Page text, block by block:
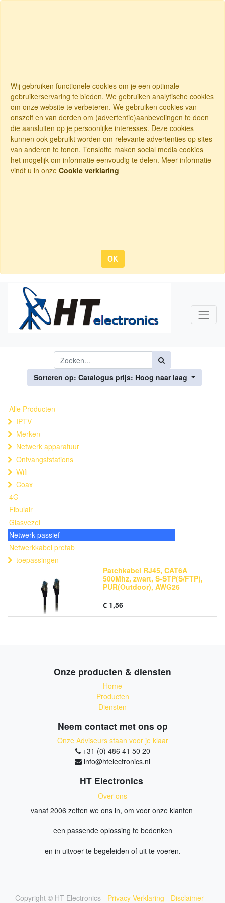
Wij gebruiken functionele cookies om je een optimale
gebruikerservaring te bieden. We gebruiken analytische cookies
om onze website te verbeteren. We gebruiken cookies van
onszelf en van derden om (advertentie)aanbevelingen te doen
die aansluiten op je persoonlijke interesses. Deze cookies
kunnen ook gebruikt worden om relevante advertenties op sites
van anderen te tonen. Tenslotte maken social media cookies
het mogelijk om informatie eenvoudig te delen. Meer informatie
vindt u in onze Cookie verklaring
OK
Sorteren op: Catalogus prijs: Hoog naar laag
Alle Producten
IPTV
Merken
Netwerk apparatuur
Ontvangststations
Wifi
Coax
4G
Fibulair
Glasvezel
Netwerk passief
Netwerkkabel prefab
toepassingen
Patchkabel RJ45, CAT6A
500Mhz, zwart, S-STP(S/FTP),
PUR(Outdoor), AWG26
€ 1,56
Onze producten & diensten
Home
Producten
Diensten
Neem contact met ons op
Onze Adviseurs staan voor je klaar
+31 (0) 486 41 50 20
info@htelectronics.nl
HT Electronics
Over ons
vanaf 2006 zetten we ons in, om voor onze klanten
een passende oplossing te bedenken
en in uitvoer te begeleiden of uit te voeren.
Copyright © HT Electronics - Privacy Verklaring - Disclaimer -